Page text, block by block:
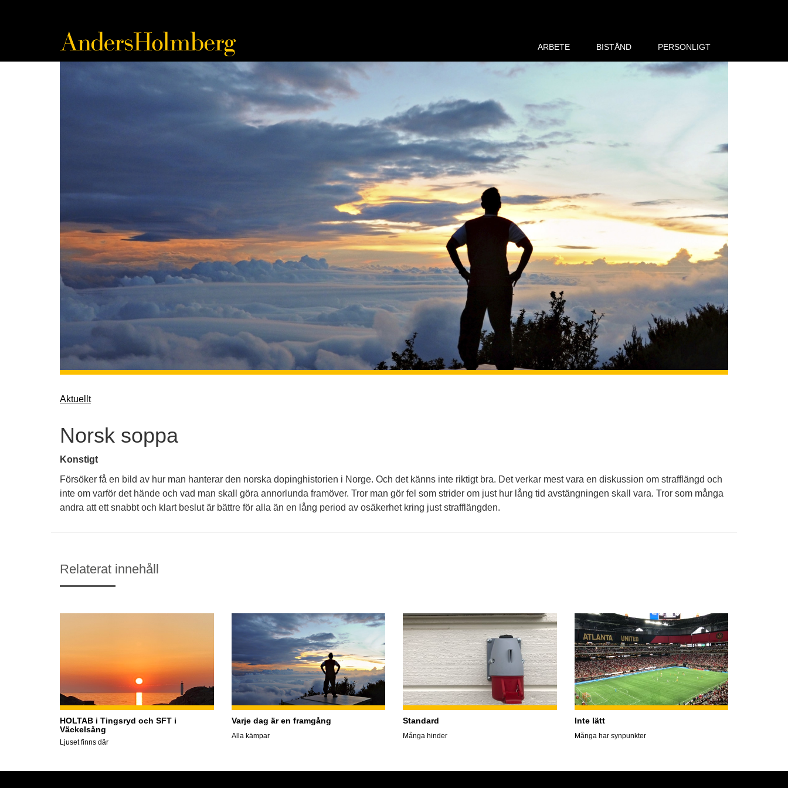
ARBETE BISTÅND PERSONLIGT
Aktuellt
Norsk soppa
Konstigt
Försöker få en bild av hur man hanterar den norska dopinghistorien i Norge. Och det känns inte riktigt bra. Det verkar mest vara en diskussion om strafflängd och
inte om varför det hände och vad man skall göra annorlunda framöver. Tror man gör fel som strider om just hur lång tid avstängningen skall vara. Tror som många
andra att ett snabbt och klart beslut är bättre för alla än en lång period av osäkerhet kring just strafflängden.
Relaterat innehåll
HOLTAB i Tingsryd och SFT i
Väckelsång
Ljuset finns där
Varje dag är en framgång
Alla kämpar
Standard
Många hinder
Inte lätt
Många har synpunkter